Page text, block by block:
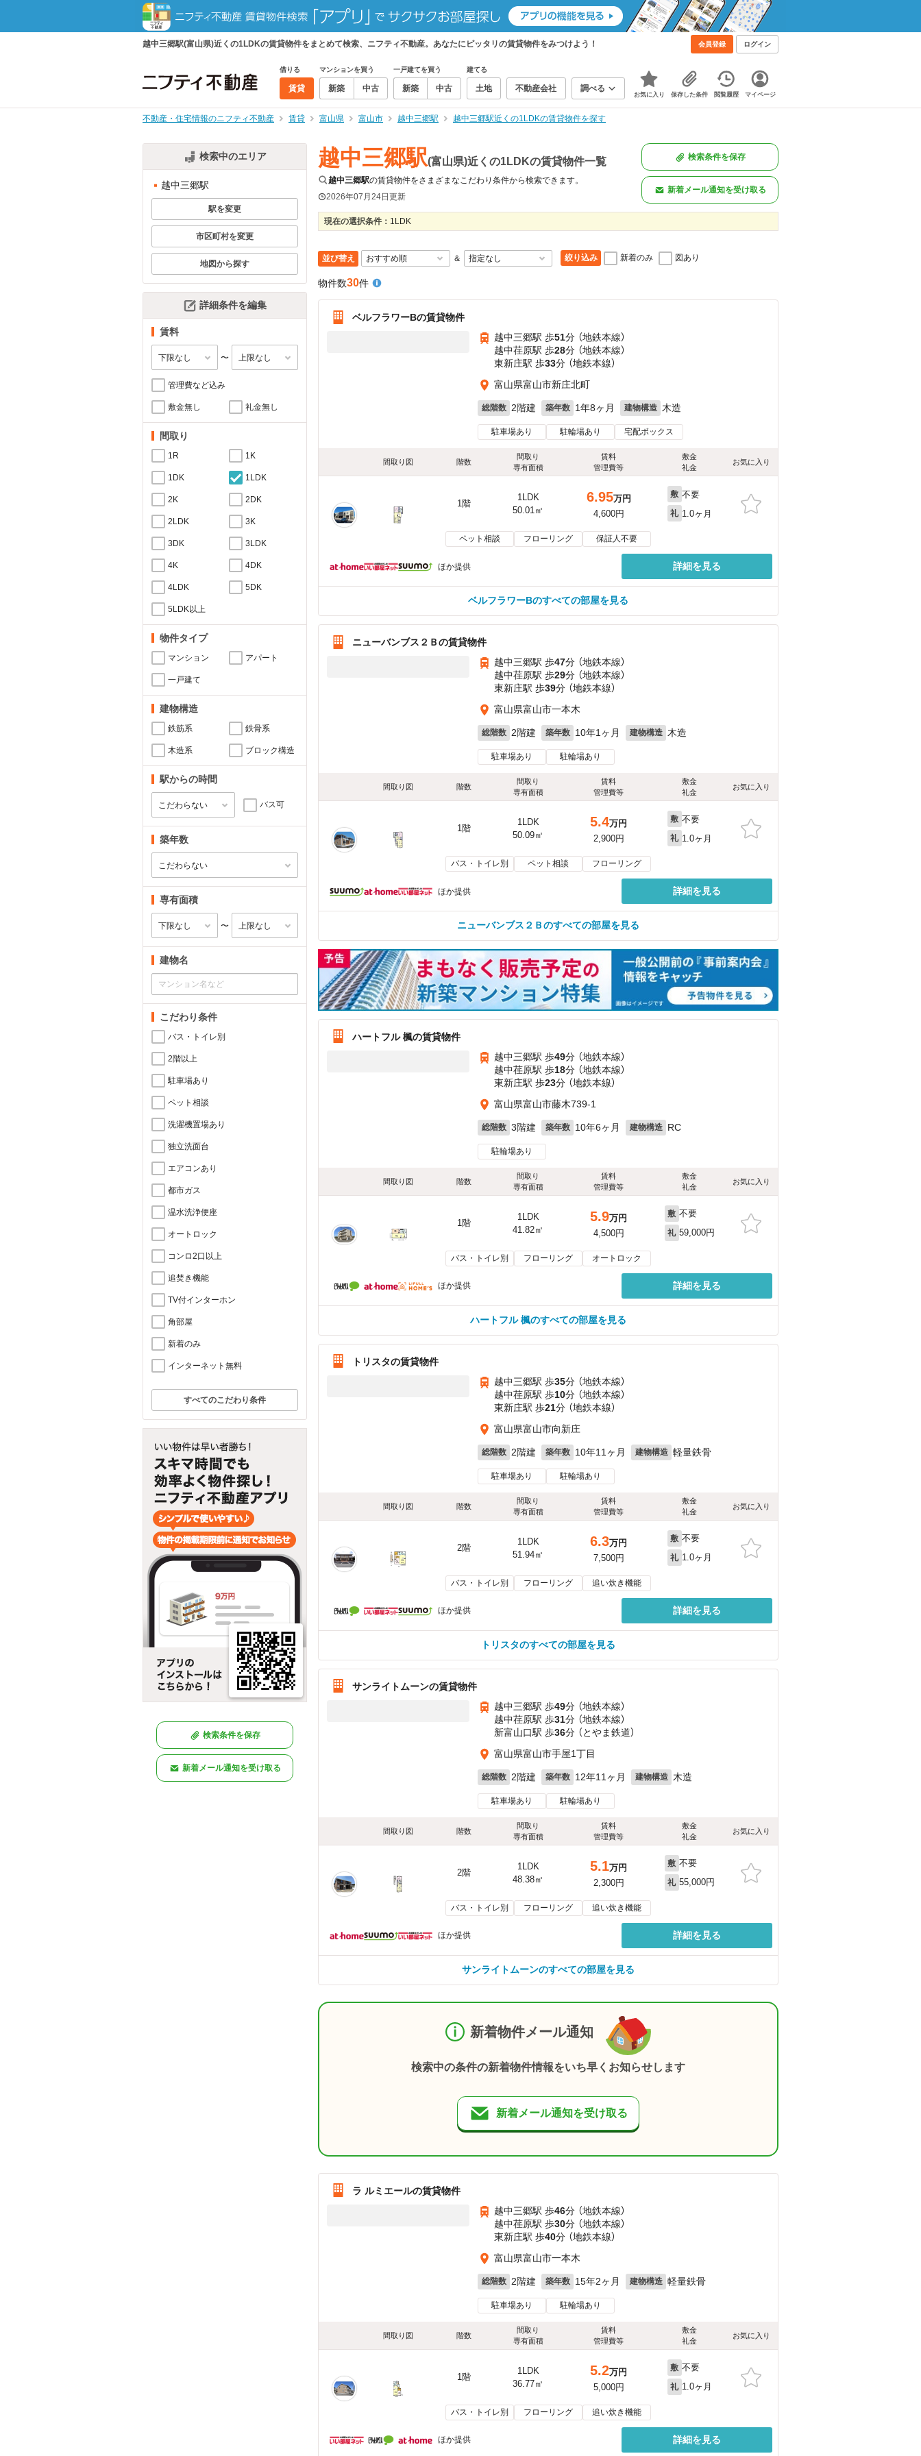
越中三郷駅(富山県)近くの1LDKの賃貸物件をまとめて検索、ニフティ不動産。あなたにピッタリの賃貸物件をみつけよう！ 会員登録 ログイン
借りる
賃貸
マンションを買う
新築 中古
一戸建てを買う
新築 中古
建てる
土地 不動産会社 調べる
お気に入り 保存した条件 閲覧履歴 マイページ
不動産・住宅情報のニフティ不動産 賃貸 富山県 富山市 越中三郷駅 越中三郷駅近くの1LDKの賃貸物件を探す
検索中のエリア
越中三郷駅
駅を変更
市区町村を変更
地図から探す
詳細条件を編集
賃料
〜
管理費など込み
敷金無し 礼金無し
間取り
1R 1K
1DK 1LDK
2K 2DK
2LDK 3K
3DK 3LDK
4K 4DK
4LDK 5DK
5LDK以上
物件タイプ
マンション アパート
一戸建て
建物構造
鉄筋系 鉄骨系
木造系 ブロック構造
駅からの時間
バス可
築年数
専有面積
〜
建物名
こだわり条件
バス・トイレ別
2階以上
駐車場あり
ペット相談
洗濯機置場あり
独立洗面台
エアコンあり
都市ガス
温水洗浄便座
オートロック
コンロ2口以上
追焚き機能
TV付インターホン
角部屋
新着のみ
インターネット無料
すべてのこだわり条件
検索条件を保存
新着メール通知を受け取る
越中三郷駅(富山県)近くの1LDKの賃貸物件一覧
越中三郷駅の賃貸物件をさまざまなこだわり条件から検索できます。
2026年07月24日更新
検索条件を保存
新着メール通知を受け取る
現在の選択条件： 1LDK
並び替え ＆ 絞り込み 新着のみ 図あり
物件数30件
ベルフラワーBの賃貸物件
越中三郷駅 歩51分 （地鉄本線）
越中荏原駅 歩28分 （地鉄本線）
東新庄駅 歩33分 （地鉄本線）
富山県富山市新庄北町
総階数 2階建 築年数 1年8ヶ月 建物構造 木造
駐車場あり 駐輪場あり 宅配ボックス
間取り図 階数
間取り
専有面積
賃料
管理費等
敷金
礼金
お気に入り
1階
1LDK
50.01㎡
6.95万円
4,600円
敷 不要
礼 1.0ヶ月
ペット相談 フローリング 保証人不要
ほか提供 詳細を見る
ベルフラワーBのすべての部屋を見る
ニューバンブス２Ｂの賃貸物件
越中三郷駅 歩47分 （地鉄本線）
越中荏原駅 歩29分 （地鉄本線）
東新庄駅 歩39分 （地鉄本線）
富山県富山市一本木
総階数 2階建 築年数 10年1ヶ月 建物構造 木造
駐車場あり 駐輪場あり
間取り図 階数
間取り
専有面積
賃料
管理費等
敷金
礼金
お気に入り
1階
1LDK
50.09㎡
5.4万円
2,900円
敷 不要
礼 1.0ヶ月
バス・トイレ別 ペット相談 フローリング
ほか提供 詳細を見る
ニューバンブス２Ｂのすべての部屋を見る
ハートフル 楓の賃貸物件
越中三郷駅 歩49分 （地鉄本線）
越中荏原駅 歩18分 （地鉄本線）
東新庄駅 歩23分 （地鉄本線）
富山県富山市藤木739-1
総階数 3階建 築年数 10年6ヶ月 建物構造 RC
駐輪場あり
間取り図 階数
間取り
専有面積
賃料
管理費等
敷金
礼金
お気に入り
1階
1LDK
41.82㎡
5.9万円
4,500円
敷 不要
礼 59,000円
バス・トイレ別 フローリング オートロック
ほか提供 詳細を見る
ハートフル 楓のすべての部屋を見る
トリスタの賃貸物件
越中三郷駅 歩35分 （地鉄本線）
越中荏原駅 歩10分 （地鉄本線）
東新庄駅 歩21分 （地鉄本線）
富山県富山市向新庄
総階数 2階建 築年数 10年11ヶ月 建物構造 軽量鉄骨
駐車場あり 駐輪場あり
間取り図 階数
間取り
専有面積
賃料
管理費等
敷金
礼金
お気に入り
2階
1LDK
51.94㎡
6.3万円
7,500円
敷 不要
礼 1.0ヶ月
バス・トイレ別 フローリング 追い炊き機能
ほか提供 詳細を見る
トリスタのすべての部屋を見る
サンライトムーンの賃貸物件
越中三郷駅 歩49分 （地鉄本線）
越中荏原駅 歩31分 （地鉄本線）
新富山口駅 歩36分 （とやま鉄道）
富山県富山市手屋1丁目
総階数 2階建 築年数 12年11ヶ月 建物構造 木造
駐車場あり 駐輪場あり
間取り図 階数
間取り
専有面積
賃料
管理費等
敷金
礼金
お気に入り
2階
1LDK
48.38㎡
5.1万円
2,300円
敷 不要
礼 55,000円
バス・トイレ別 フローリング 追い炊き機能
ほか提供 詳細を見る
サンライトムーンのすべての部屋を見る
新着物件メール通知
検索中の条件の新着物件情報をいち早くお知らせします
新着メール通知を受け取る
ラ ルミエールの賃貸物件
越中三郷駅 歩46分 （地鉄本線）
越中荏原駅 歩30分 （地鉄本線）
東新庄駅 歩40分 （地鉄本線）
富山県富山市一本木
総階数 2階建 築年数 15年2ヶ月 建物構造 軽量鉄骨
駐車場あり 駐輪場あり
間取り図 階数
間取り
専有面積
賃料
管理費等
敷金
礼金
お気に入り
1階
1LDK
36.77㎡
5.2万円
5,000円
敷 不要
礼 1.0ヶ月
バス・トイレ別 フローリング 追い炊き機能
ほか提供 詳細を見る